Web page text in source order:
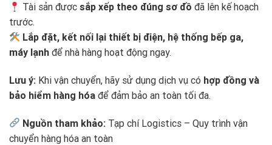
Tài sản đượcsắp xếp theo đúng sơ đồ đã lên kế hoạch
trước.
Lắp đặt, kết nối lại thiết bị điện, hệ thống bếp ga,
máy lạnh để nhà hàng hoạt động ngay.
Lưu ý: Khi vận chuyển, hãy sử dụng dịch vụ có hợp đồng và
bảo hiểm hàng hóa để đảm bảo an toàn tối đa.
Nguồn tham khảo: Tạp chí Logistics – Quy trình vận
chuyển hàng hóa an toàn